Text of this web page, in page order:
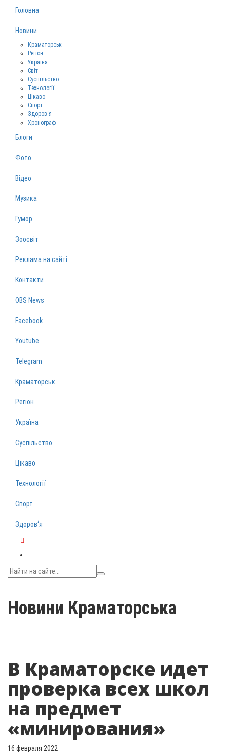
Головна
Новини
Краматорськ
Регіон
Україна
Світ
Суспільство
Технології
Цікаво
Спорт
Здоров‘я
Хронограф
Блоги
Фото
Відео
Музика
Гумор
Зоосвіт
Реклама на сайті
Контакти
OBS News
Facebook
Youtube
Telegram
Краматорськ
Регіон
Україна
Суспільство
Цікаво
Технології
Спорт
Здоров‘я
Новини Краматорська
В Краматорске идет
проверка всех школ
на предмет
«минирования»
16 февраля 2022